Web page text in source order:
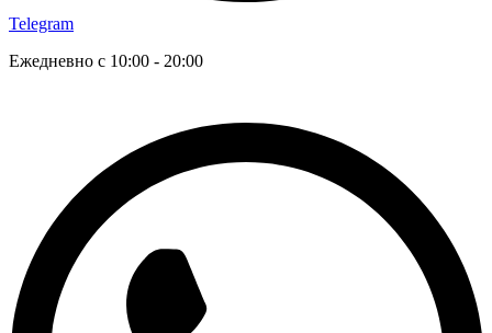
Telegram
Ежедневно с 10:00 - 20:00